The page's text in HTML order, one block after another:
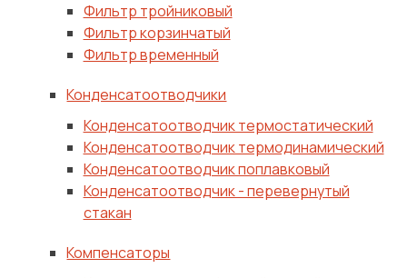
Фильтр тройниковый
Фильтр корзинчатый
Фильтр временный
Конденсатоотводчики
Конденсатоотводчик термостатический
Конденсатоотводчик термодинамический
Конденсатоотводчик поплавковый
Конденсатоотводчик - перевернутый
стакан
Компенсаторы